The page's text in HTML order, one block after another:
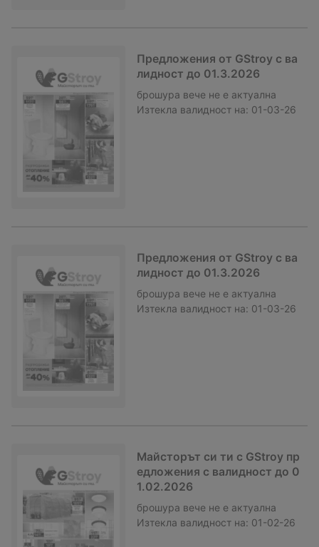
Предложения от GStroy с ва
лидност до 01.3.2026
брошура вече не е актуална
Изтекла валидност на: 01-03-26
Предложения от GStroy с ва
лидност до 01.3.2026
брошура вече не е актуална
Изтекла валидност на: 01-03-26
Майсторът си ти с GStroy пр
едложения с валидност до 0
1.02.2026
брошура вече не е актуална
Изтекла валидност на: 01-02-26